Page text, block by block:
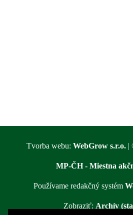
Tvorba webu: WebGrow s.r.o.|
MP-ČH - Miestna
Používame redakčný systém
Zobraziť: Archív